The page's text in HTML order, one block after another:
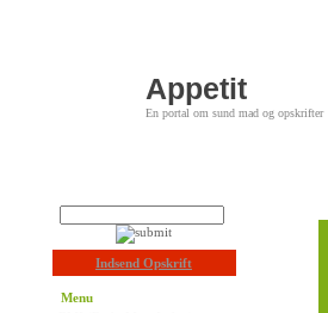
Appetit
En portal om sund mad og opskrifter
Indsend Opskrift
Menu